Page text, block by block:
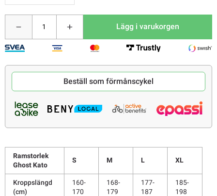
Lägg i varukorgen
Beställ som förmånscykel
Ramstorlek
Ghost Kato
S M L XL
Kroppslängd
(cm)
160-
170
168-
179
177-
187
185-
198